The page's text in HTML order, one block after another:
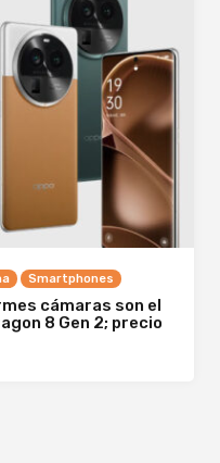
Smartphones
cámaras son el
8 Gen 2; precio